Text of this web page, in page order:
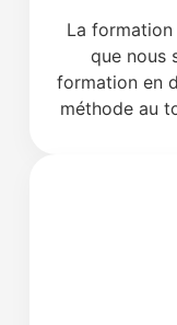
La formation
que nous
formation en
méthode au